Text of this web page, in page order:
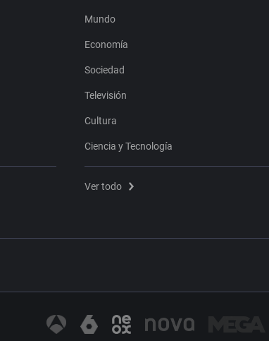
Mundo
Economía
Sociedad
Televisión
Cultura
Ciencia y Tecnología
Ver todo